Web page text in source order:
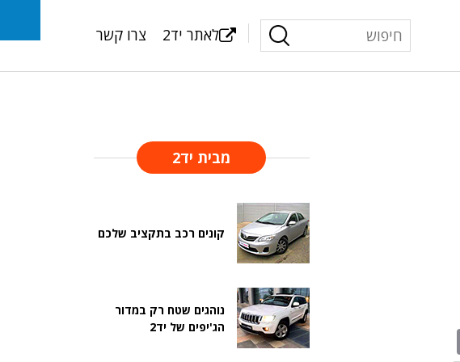
לאתר יד2 צרו קשר
מבית יד2
קונים רכב בתקציב שלכם
נוהגים שטח רק במדור
הג'יפים של יד2